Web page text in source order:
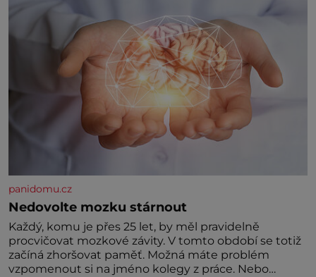
panidomu.cz
Nedovolte mozku stárnout
Každý, komu je přes 25 let, by měl pravidelně
procvičovat mozkové závity. V tomto období se totiž
začíná zhoršovat paměť. Možná máte problém
vzpomenout si na jméno kolegy z práce. Nebo